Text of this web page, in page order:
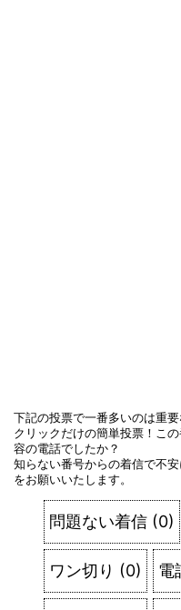
下記の投票で一番多いのは重要
クリックだけの簡単投票！こ
容の電話でしたか？
知らない番号からの着信で不
をお願いいたします。
問題ない着信 (0)
ワン切り (0) 電